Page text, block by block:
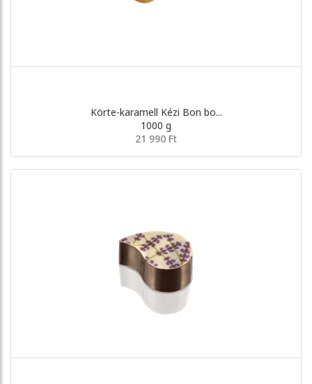
Körte-karamell Kézi Bon bo...
1000 g
21 990 Ft